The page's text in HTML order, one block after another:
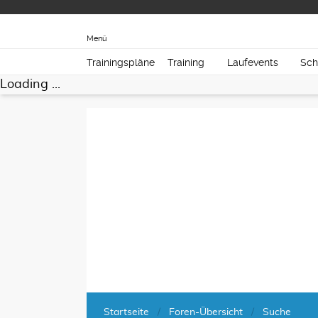
Menü
Trainingspläne Training Laufevents
Loading ...
Startseite Foren-Übersicht Suche